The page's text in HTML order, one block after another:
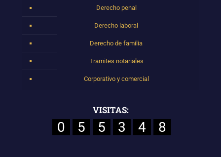
Derecho penal
Derecho laboral
Derecho de familia
Tramites notariales
Corporativo y comercial
VISITAS:
0 5 5 3 4 8